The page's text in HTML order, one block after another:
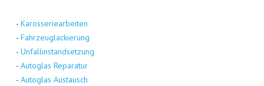
- Karos­se­rie­ar­bei­ten
- Fahr­zeug­la­ckie­rung
- Unfall­in­stand­set­zung
- Auto­glas Repa­ra­tur
- Auto­glas Aus­tausch